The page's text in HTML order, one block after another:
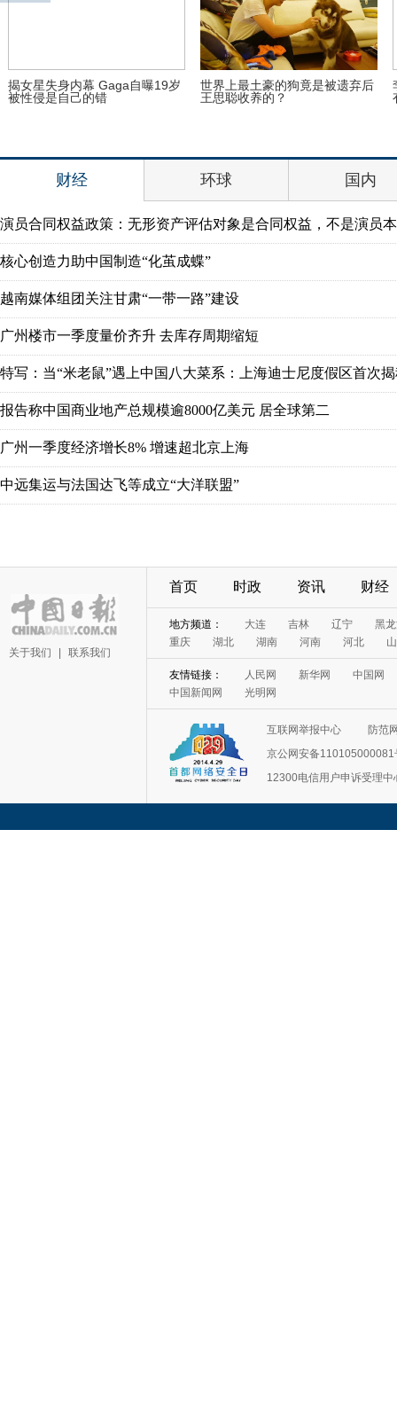
揭女星失身内幕 Gaga自曝19岁
被性侵是自己的错
世界上最土豪的狗竟是被遗弃后
王思聪收养的？
财经 环球 国内
演员合同权益政策：无形资产评估对象是合同权益，不是演员
核心创造力助中国制造“化茧成蝶”
越南媒体组团关注甘肃“一带一路”建设
广州楼市一季度量价齐升 去库存周期缩短
特写：当“米老鼠”遇上中国八大菜系：上海迪士尼度假区首次
报告称中国商业地产总规模逾8000亿美元 居全球第二
广州一季度经济增长8% 增速超北京上海
中远集运与法国达飞等成立“大洋联盟”
关于我们 联系我们
首页 时政 资讯 财经
地方频道： 大连 吉林 辽宁
黑
重庆
湖北 湖南 河南 河北
友情链接： 人民网 新华网
中国网
中国新闻网
光明网
互联网举报中心
防范
京公网安备110105000081
12300电信用户申诉受理中